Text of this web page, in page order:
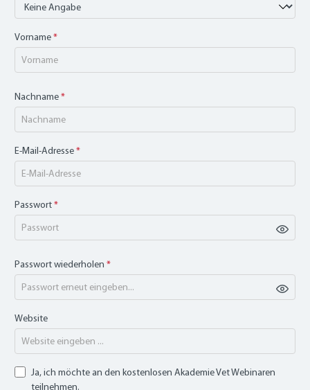
Vorname*
Nachname*
E-Mail-Adresse*
Passwort*
Passwort wiederholen *
Website
Ja, ich möchte an den kostenlosen Akademie Vet Webinaren
teilnehmen.